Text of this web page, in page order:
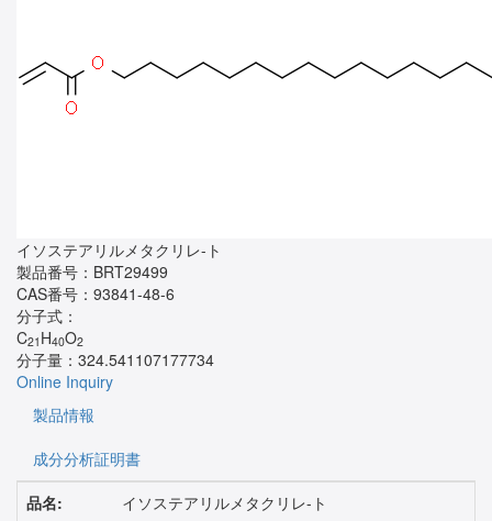
イソステアリルメタクリレ-ト
製品番号： BRT29499
CAS番号： 93841-48-6
分子式：
C21 H40O2
分子量： 324.541107177734
Online Inquiry
製品情報
成分分析証明書
品名:
イソステアリルメタクリレ-ト